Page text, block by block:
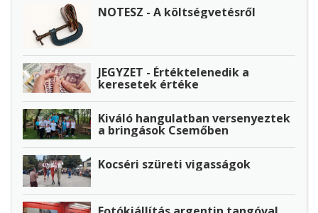
NOTESZ - A költségvetésről
JEGYZET - Értéktelenedik a
keresetek értéke
Kiváló hangulatban versenyeztek
a bringások Csemőben
Kocséri szüreti vigasságok